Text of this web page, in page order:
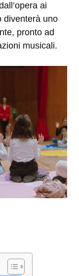
ai
diventerà uno
pronto ad
musicali.